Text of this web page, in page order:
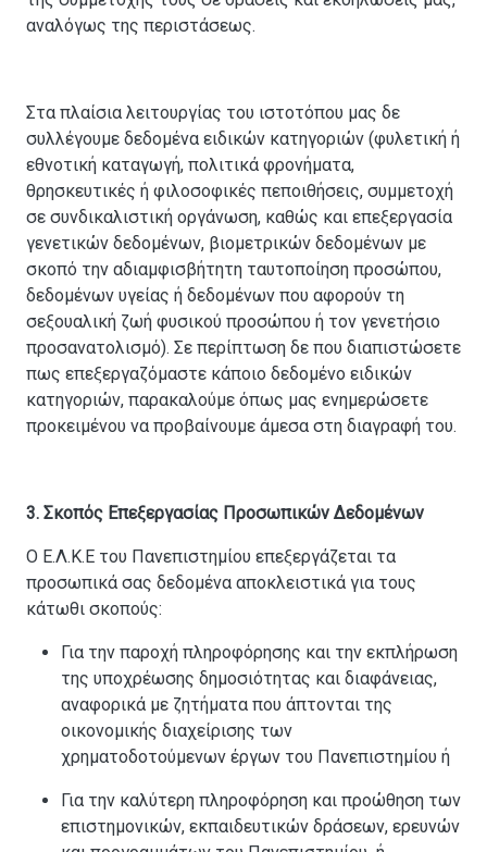
αναλόγως της περιστάσεως.
Στα πλαίσια λειτουργίας του ιστοτόπου μας δε
συλλέγουμε δεδομένα ειδικών κατηγοριών (φυλετική ή
εθνοτική καταγωγή, πολιτικά φρονήματα,
θρησκευτικές ή φιλοσοφικές πεποιθήσεις, συμμετοχή
σε συνδικαλιστική οργάνωση, καθώς και επεξεργασία
γενετικών δεδομένων, βιομετρικών δεδομένων με
σκοπό την αδιαμφισβήτητη ταυτοποίηση προσώπου,
δεδομένων υγείας ή δεδομένων που αφορούν τη
σεξουαλική ζωή φυσικού προσώπου ή τον γενετήσιο
προσανατολισμό). Σε περίπτωση δε που διαπιστώσετε
πως επεξεργαζόμαστε κάποιο δεδομένο ειδικών
κατηγοριών, παρακαλούμε όπως μας ενημερώσετε
προκειμένου να προβαίνουμε άμεσα στη διαγραφή του.
3. Σκοπός Επεξεργασίας Προσωπικών Δεδομένων
Ο Ε.Λ.Κ.Ε του Πανεπιστημίου επεξεργάζεται τα
προσωπικά σας δεδομένα αποκλειστικά για τους
κάτωθι σκοπούς:
Για την παροχή πληροφόρησης και την εκπλήρωση
της υποχρέωσης δημοσιότητας και διαφάνειας,
αναφορικά με ζητήματα που άπτονται της
οικονομικής διαχείρισης των
χρηματοδοτούμενων έργων του Πανεπιστημίου ή
Για την καλύτερη πληροφόρηση και προώθηση των
επιστημονικών, εκπαιδευτικών δράσεων, ερευνών